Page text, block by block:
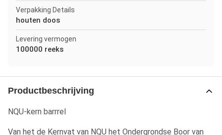
Verpakking Details
houten doos
Levering vermogen
100000 reeks
Productbeschrijving
NQU-kern barrrel
Van het de Kernvat van NQU het Ondergrondse Boor van